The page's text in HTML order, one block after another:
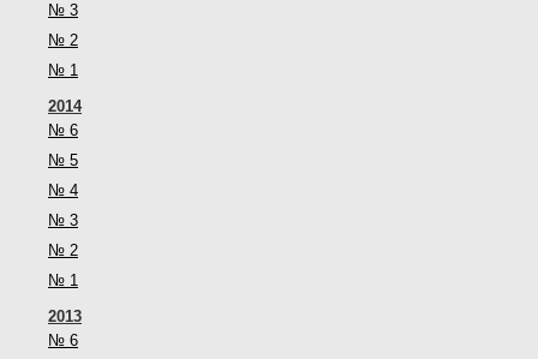
№ 3
№ 2
№ 1
2014
№ 6
№ 5
№ 4
№ 3
№ 2
№ 1
2013
№ 6